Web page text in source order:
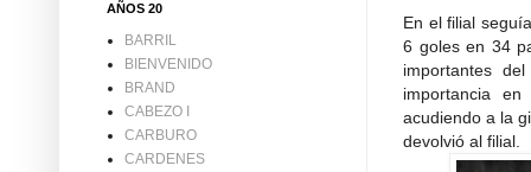
En el filial
6 goles en 34
importantes
importancia
acudiendo a la
devolvió al filial.
AÑOS 20
BARRIL
BIENVENIDO
BRAND
CABEZO I
CARBURO
CARDENES